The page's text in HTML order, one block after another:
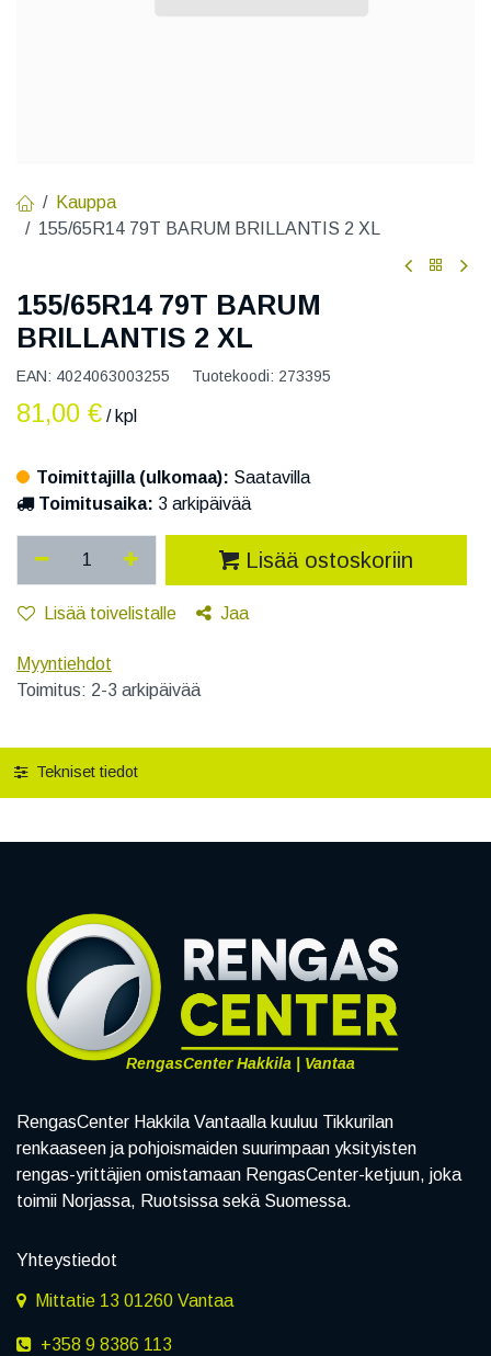
Kauppa
155/65R14 79T BARUM BRILLANTIS 2 XL
155/65R14 79T BARUM
BRILLANTIS 2 XL
EAN: 4024063003255 Tuotekoodi: 273395
81,00 € / kpl
Toimittajilla (ulkomaa): Saatavilla
Toimitusaika: 3 arkipäivää
Lisää ostoskoriin
Lisää toivelistalle Jaa
Myyntiehdot
Toimitus: 2-3 arkipäivää
Tekniset tiedot
RengasCenter Hakkila | Vantaa
RengasCenter Hakkila Vantaalla kuuluu Tikkurilan
renkaaseen ja pohjoismaiden suurimpaan yksityisten
rengas-yrittäjien omistamaan RengasCenter-ketjuun, joka
toimii Norjassa, Ruotsissa sekä Suomessa.
Yhteystiedot
Mittatie 13 01260 Vantaa
+358 9 8386 113